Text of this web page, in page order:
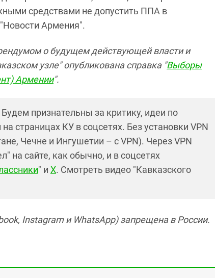
средствами не допустить ППА в
Армения".
о будущем действующей власти и
узле" опубликована справка "Выборы
Армении".
Будем признательны за критику, идеи по
страницах КУ в соцсетях. Без установки VPN
Чечне и Ингушетии – с VPN). Через VPN
на сайте, как обычно, и в соцсетях
" и X. Смотреть видео "Кавказского
Instagram и WhatsApp) запрещена в России.